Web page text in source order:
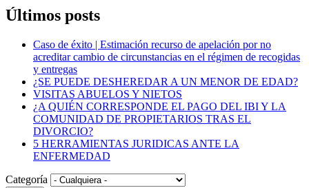
Últimos posts
Caso de éxito | Estimación recurso de apelación por no
acreditar cambio de circunstancias en el régimen de recogidas
y entregas
¿SE PUEDE DESHEREDAR A UN MENOR DE EDAD?
VISITAS ABUELOS Y NIETOS
¿A QUIÉN CORRESPONDE EL PAGO DEL IBI Y LA
COMUNIDAD DE PROPIETARIOS TRAS EL
DIVORCIO?
5 HERRAMIENTAS JURIDICAS ANTE LA
ENFERMEDAD
Categoría